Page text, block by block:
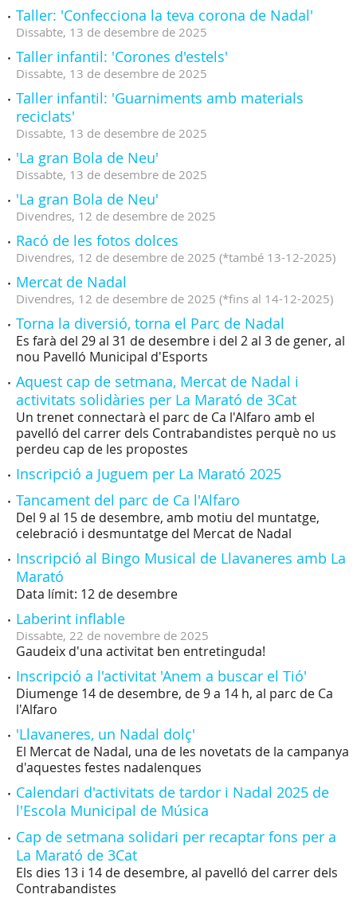
Taller: 'Confecciona la teva corona de Nadal'
Dissabte, 13 de desembre de 2025
Taller infantil: 'Corones d'estels'
Dissabte, 13 de desembre de 2025
Taller infantil: 'Guarniments amb materials
reciclats'
Dissabte, 13 de desembre de 2025
'La gran Bola de Neu'
Dissabte, 13 de desembre de 2025
'La gran Bola de Neu'
Divendres, 12 de desembre de 2025
Racó de les fotos dolces
Divendres, 12 de desembre de 2025 (*també 13-12-2025)
Mercat de Nadal
Divendres, 12 de desembre de 2025 (*fins al 14-12-2025)
Torna la diversió, torna el Parc de Nadal
Es farà del 29 al 31 de desembre i del 2 al 3 de gener, al
nou Pavelló Municipal d'Esports
Aquest cap de setmana, Mercat de Nadal i
activitats solidàries per La Marató de 3Cat
Un trenet connectarà el parc de Ca l'Alfaro amb el
pavelló del carrer dels Contrabandistes perquè no us
perdeu cap de les propostes
Inscripció a Juguem per La Marató 2025
Tancament del parc de Ca l'Alfaro
Del 9 al 15 de desembre, amb motiu del muntatge,
celebració i desmuntatge del Mercat de Nadal
Inscripció al Bingo Musical de Llavaneres amb La
Marató
Data límit: 12 de desembre
Laberint inflable
Dissabte, 22 de novembre de 2025
Gaudeix d'una activitat ben entretinguda!
Inscripció a l'activitat 'Anem a buscar el Tió'
Diumenge 14 de desembre, de 9 a 14 h, al parc de Ca
l'Alfaro
'Llavaneres, un Nadal dolç'
El Mercat de Nadal, una de les novetats de la campanya
d'aquestes festes nadalenques
Calendari d'activitats de tardor i Nadal 2025 de
l'Escola Municipal de Música
Cap de setmana solidari per recaptar fons per a
La Marató de 3Cat
Els dies 13 i 14 de desembre, al pavelló del carrer dels
Contrabandistes